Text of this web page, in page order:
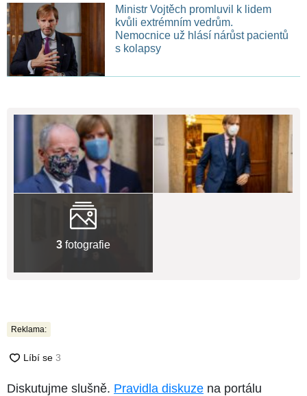
Ministr Vojtěch promluvil k lidem
kvůli extrémním vedrům.
Nemocnice už hlásí nárůst pacientů
s kolapsy
3 fotografie
Reklama:
Diskutujme slušně. Pravidla diskuze na portálu